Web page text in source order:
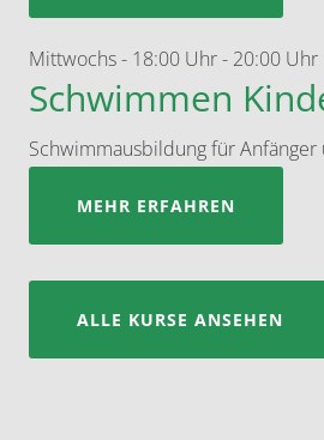
Mittwochs- 18:00 Uhr - 20:00 Uhr
Schwimmen
Schwimmausbildung für
MEHR ERFAHREN
ALLE KURSE ANSEHEN